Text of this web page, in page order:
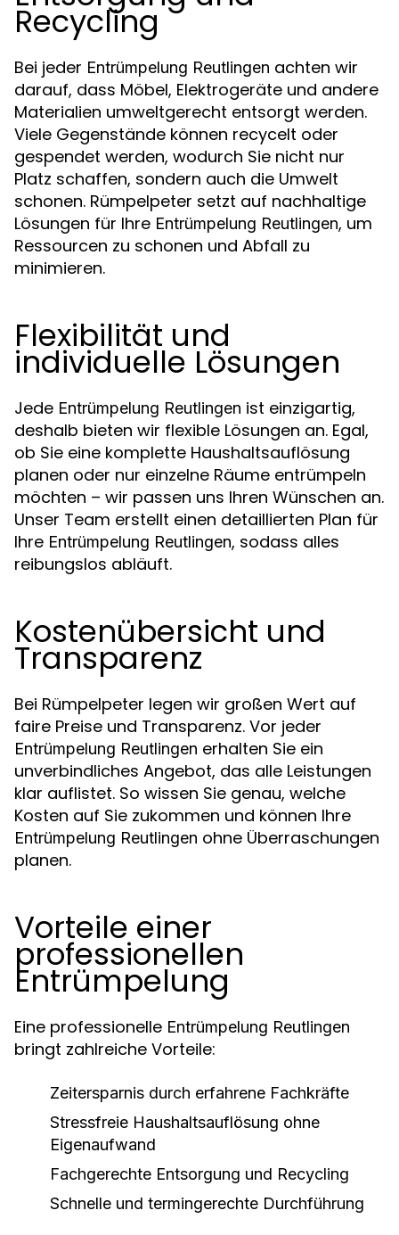
Recycling
Bei jeder Entrümpelung Reutlingen achten wir
darauf, dass Möbel, Elektrogeräte und andere
Materialien umweltgerecht entsorgt werden.
Viele Gegenstände können recycelt oder
gespendet werden, wodurch Sie nicht nur
Platz schaffen, sondern auch die Umwelt
schonen. Rümpelpeter setzt auf nachhaltige
Lösungen für Ihre Entrümpelung Reutlingen, um
Ressourcen zu schonen und Abfall zu
minimieren.
Flexibilität und
individuelle Lösungen
Jede Entrümpelung Reutlingen ist einzigartig,
deshalb bieten wir flexible Lösungen an. Egal,
ob Sie eine komplette Haushaltsauflösung
planen oder nur einzelne Räume entrümpeln
möchten – wir passen uns Ihren Wünschen an.
Unser Team erstellt einen detaillierten Plan für
Ihre Entrümpelung Reutlingen, sodass alles
reibungslos abläuft.
Kostenübersicht und
Transparenz
Bei Rümpelpeter legen wir großen Wert auf
faire Preise und Transparenz. Vor jeder
Entrümpelung Reutlingen erhalten Sie ein
unverbindliches Angebot, das alle Leistungen
klar auflistet. So wissen Sie genau, welche
Kosten auf Sie zukommen und können Ihre
Entrümpelung Reutlingen ohne Überraschungen
planen.
Vorteile einer
professionellen
Entrümpelung
Eine professionelle Entrümpelung Reutlingen
bringt zahlreiche Vorteile:
Zeitersparnis durch erfahrene Fachkräfte
Stressfreie Haushaltsauflösung ohne
Eigenaufwand
Fachgerechte Entsorgung und Recycling
Schnelle und termingerechte Durchführung